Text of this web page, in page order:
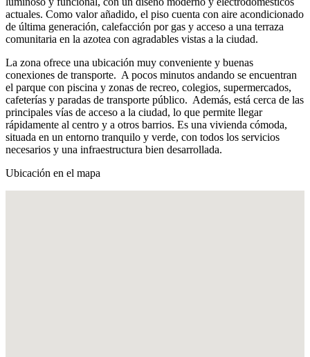
actuales. Como valor añadido, el piso cuenta con aire acondicionado
de última generación, calefacción por gas y acceso a una terraza
comunitaria en la azotea con agradables vistas a la ciudad.
La zona ofrece una ubicación muy conveniente y buenas
conexiones de transporte. A pocos minutos andando se encuentran
el parque con piscina y zonas de recreo, colegios, supermercados,
cafeterías y paradas de transporte público. Además, está cerca de las
principales vías de acceso a la ciudad, lo que permite llegar
rápidamente al centro y a otros barrios. Es una vivienda cómoda,
situada en un entorno tranquilo y verde, con todos los servicios
necesarios y una infraestructura bien desarrollada.
Ubicación en el mapa